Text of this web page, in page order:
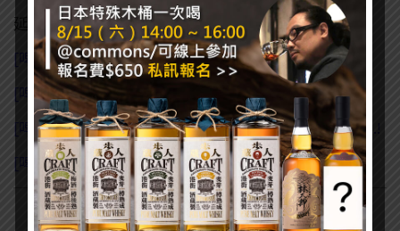
延伸閱讀：
[啤酒知識] 發泡酒是不是啤酒？日本啤酒的三種分類
[啤酒知識] 長大才懂的滋味 啤酒苦度知多少
[啤酒知識] 啤酒熱量高讓你變胖?讓人驚訝的事實是…..!
[啤酒知識] 忘掉你的高蛋白飲料，運動後來杯啤酒吧！